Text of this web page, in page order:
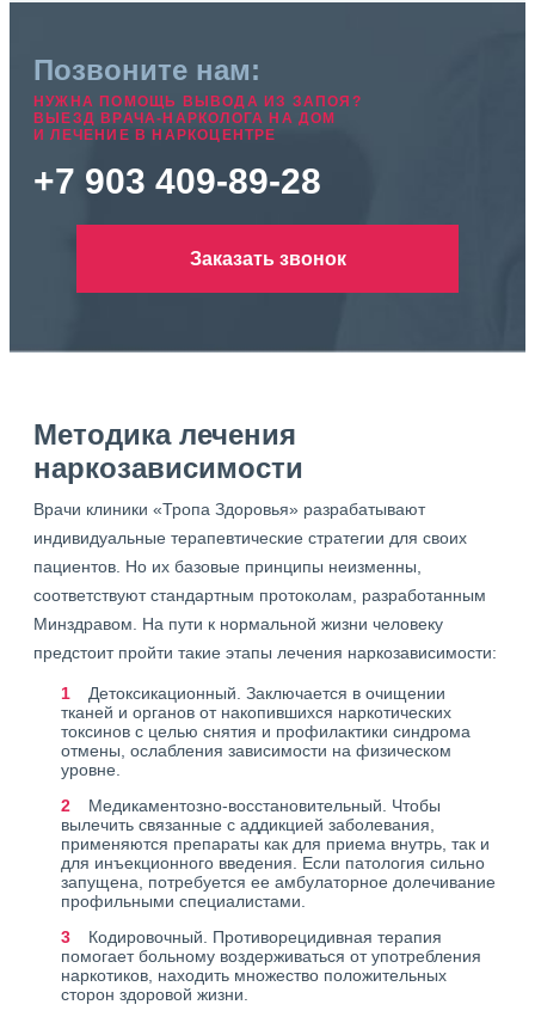
Позвоните нам:
НУЖНА ПОМОЩЬ ВЫВОДА ИЗ ЗАПОЯ?
ВЫЕЗД ВРАЧА-НАРКОЛОГА НА ДОМ
И ЛЕЧЕНИЕ В НАРКОЦЕНТРЕ
+7 903 409-89-28
Заказать звонок
Методика лечения
наркозависимости
Врачи клиники «Тропа Здоровья» разрабатывают
индивидуальные терапевтические стратегии для своих
пациентов. Но их базовые принципы неизменны,
соответствуют стандартным протоколам, разработанным
Минздравом. На пути к нормальной жизни человеку
предстоит пройти такие этапы лечения наркозависимости:
Детоксикационный. Заключается в очищении
тканей и органов от накопившихся наркотических
токсинов с целью снятия и профилактики синдрома
отмены, ослабления зависимости на физическом
уровне.
Медикаментозно-восстановительный. Чтобы
вылечить связанные с аддикцией заболевания,
применяются препараты как для приема внутрь, так и
для инъекционного введения. Если патология сильно
запущена, потребуется ее амбулаторное долечивание
профильными специалистами.
Кодировочный. Противорецидивная терапия
помогает больному воздерживаться от употребления
наркотиков, находить множество положительных
сторон здоровой жизни.